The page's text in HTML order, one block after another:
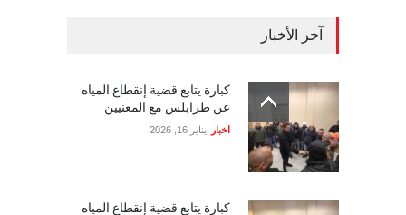
آخر الأخبار
كبارة يتابع قضية إنقطاع المياه
عن طرابلس مع المعنيين
اخبار يناير 16, 2026
كبارة يتابع قضية إنقطاع المياه